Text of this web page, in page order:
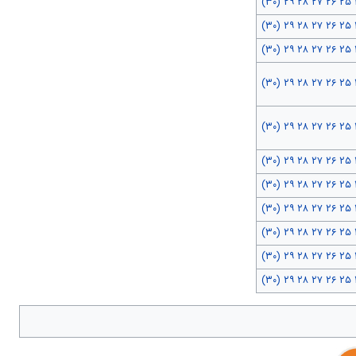
۲۵ ۲۶ ۲۷ ۲۸ ۲۹ (۳۰)
۲۵ ۲۶ ۲۷ ۲۸ ۲۹ (۳۰)
۲۵ ۲۶ ۲۷ ۲۸ ۲۹ (۳۰)
۲۵ ۲۶ ۲۷ ۲۸ ۲۹ (۳۰)
۲۵ ۲۶ ۲۷ ۲۸ ۲۹ (۳۰)
۲۵ ۲۶ ۲۷ ۲۸ ۲۹ (۳۰)
۲۵ ۲۶ ۲۷ ۲۸ ۲۹ (۳۰)
۲۵ ۲۶ ۲۷ ۲۸ ۲۹ (۳۰)
۲۵ ۲۶ ۲۷ ۲۸ ۲۹ (۳۰)
۲۵ ۲۶ ۲۷ ۲۸ ۲۹ (۳۰)